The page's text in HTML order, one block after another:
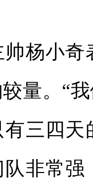
小奇
量。“
三四
非常